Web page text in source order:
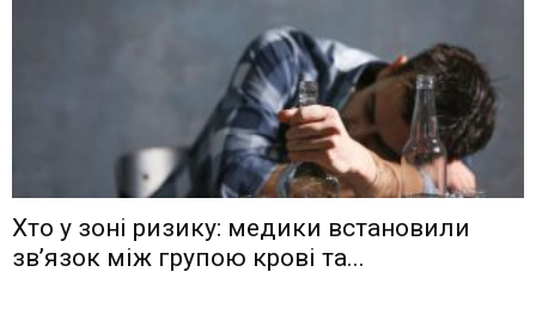
Хто у зоні ризику: медики встановили
зв’язок між групою крові та...